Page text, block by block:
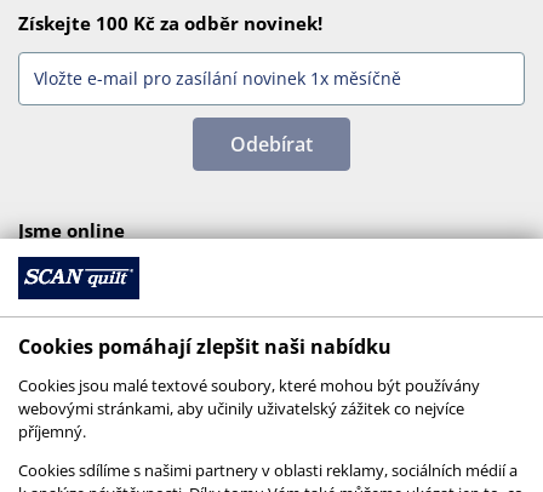
Získejte 100 Kč za odběr novinek!
Odebírat
Jsme online
Cookies pomáhají zlepšit naši nabídku
Cookies jsou malé textové soubory, které mohou být používány
webovými stránkami, aby učinily uživatelský zážitek co nejvíce
příjemný.
Cookies sdílíme s našimi partnery v oblasti reklamy, sociálních médií a